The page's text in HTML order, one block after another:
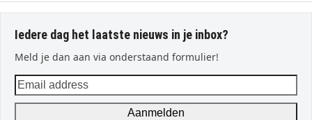
Iedere dag het laatste nieuws in je inbox?
Meld je dan aan via onderstaand formulier!
Email
address
Aanmelden